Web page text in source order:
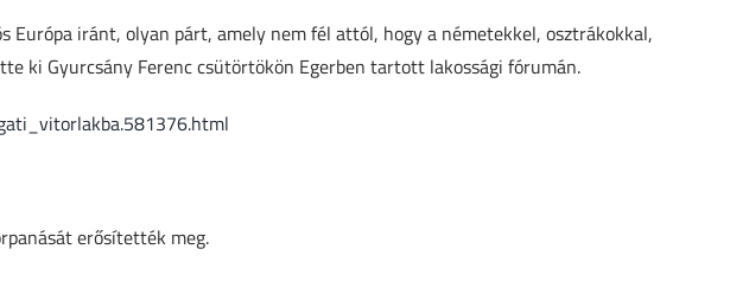
Európa iránt, olyan párt, amely nem fél attól, hogy a németekkel, osztrákokkal,
ki Gyurcsány Ferenc csütörtökön Egerben tartott lakossági fórumán.
erősítették meg.